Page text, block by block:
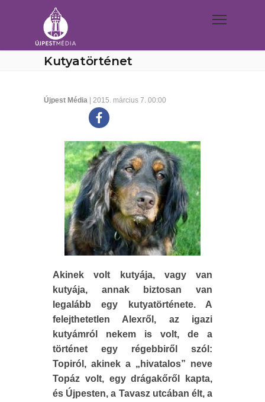
Kutyatörténet
Újpest Média | 2015. március 7. 00:00
Akinek volt kutyája, vagy van
kutyája, annak biztosan van
legalább egy kutyatörténete. A
felejthetetlen Alexről, az igazi
kutyámról nekem is volt, de a
történet egy régebbiről szól:
Topiról, akinek a „hivatalos” neve
Topáz volt, egy drágakőről kapta,
és Újpesten, a Tavasz utcában élt, a